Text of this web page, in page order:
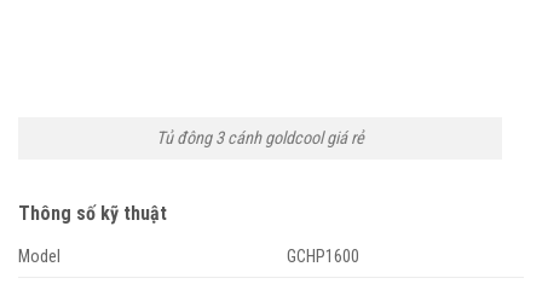
Tủ đông 3 cánh goldcool giá rẻ
Thông số kỹ thuật
Model
GCHP1600